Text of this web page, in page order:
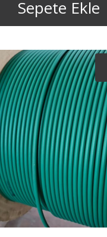
Sepete Ekle